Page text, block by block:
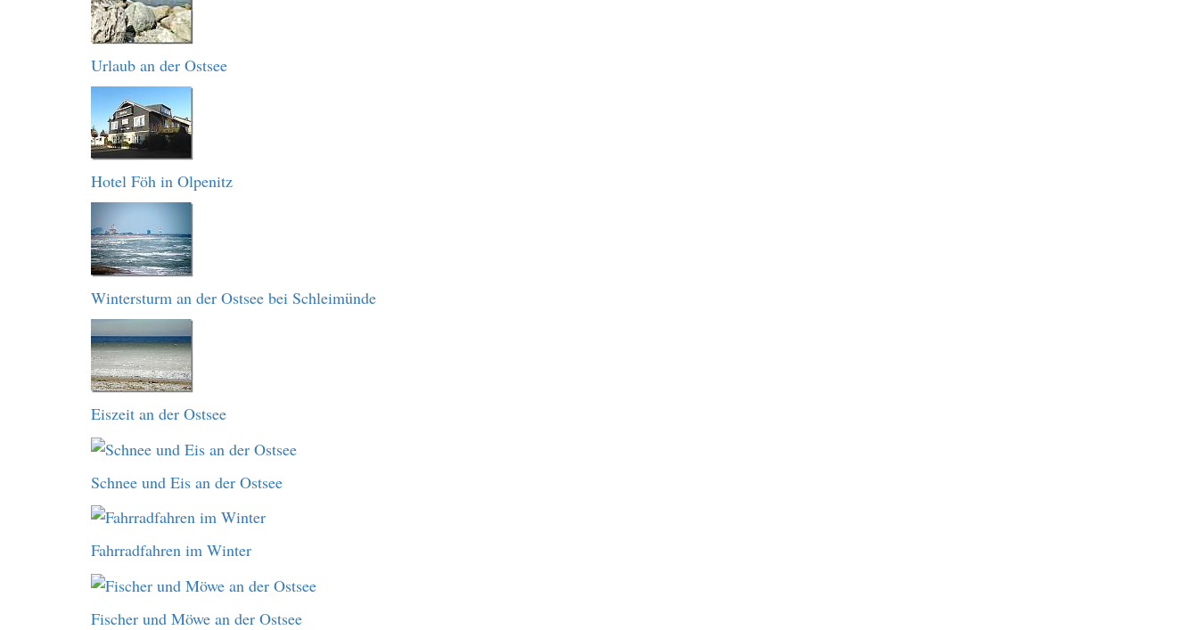
Urlaub an der Ostsee
Hotel Föh in Olpenitz
Wintersturm an der Ostsee bei Schleimünde
Eiszeit an der Ostsee
Schnee und Eis an der Ostsee
Fahrradfahren im Winter
Fischer und Möwe an der Ostsee